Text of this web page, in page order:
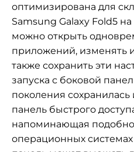
оптимизирована для
Samsung Galaxy Fold5
можно открыть
приложений, изменять
также сохранить эти
запуска с боковой
поколения
панель быстрого
напоминающая
операционных системах